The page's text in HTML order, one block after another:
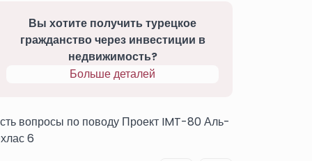
Вы хотите получить турецкое
гражданство через инвестиции в
недвижимость?
Больше деталей
вопросы по поводу Проект IMT-80 Аль-
6